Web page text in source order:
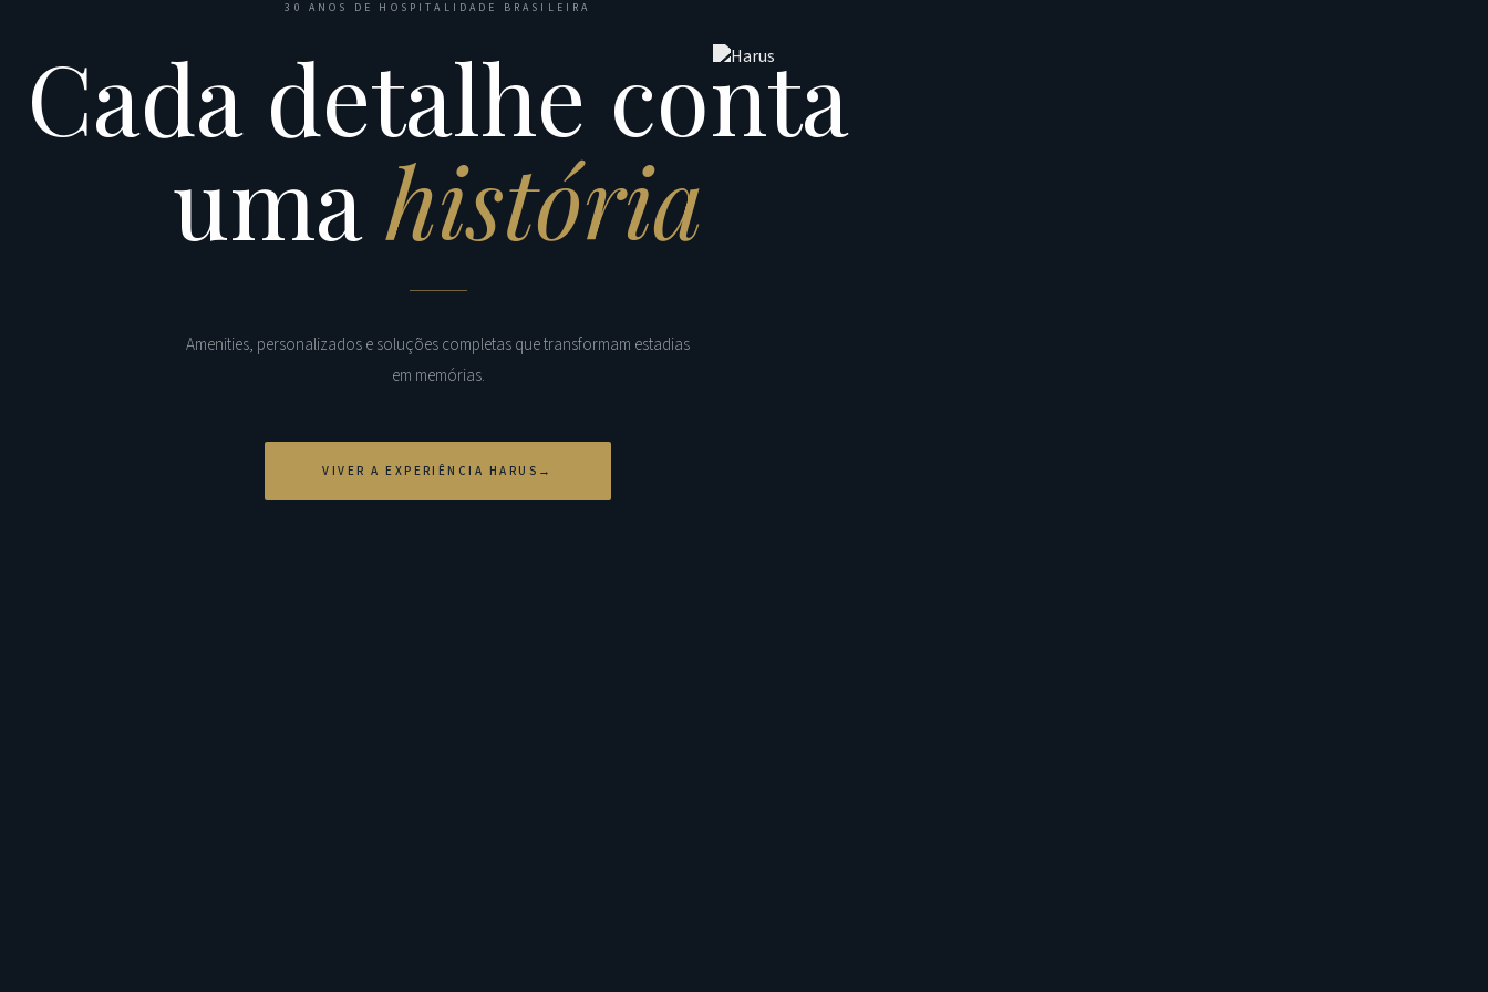
30 ANOS DE HOSPITALIDADE BRASILEIRA
Cada detalhe conta
umahistória
Amenities, personalizados e soluções completas que transformam estadias
em memórias.
VIVER A EXPERIÊNCIA HARUS